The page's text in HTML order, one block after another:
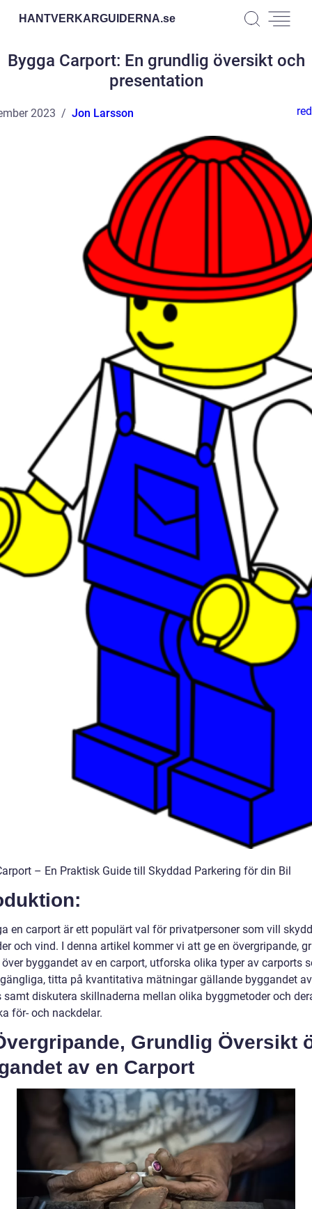
HANTVERKARGUIDERNA.se
Bygga Carport: En grundlig översikt och
presentation
2023 Jon Larsson
– En Praktisk Guide till Skyddad Parkering för din Bil
en carport är ett populärt val för privatpersoner som vill
och vind. I denna artikel kommer vi att ge en övergripande,
byggandet av en carport, utforska olika typer av carports
titta på kvantitativa mätningar gällande byggandet av
samt diskutera skillnaderna mellan olika byggmetoder och
för- och nackdelar.
Grundlig Översikt
av en Carport